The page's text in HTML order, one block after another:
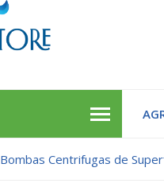
Bombas Centrifugas de